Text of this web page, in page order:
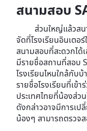
สนามสอบ
ส่วนใหญ่แล้วสนา
จัดที่โรงเรียนอินเตอ
สนามสอบที่สะดวกไ
มีรายชื่อสถานที่สอบ
โรงเรียนไหนใกล้กับ
รายชื่อโรงเรียนที่เข้
ประเทศไทยที่น้องส่
ดังกล่าวอาจมีการเป
น้องๆ สามารถตรวจ